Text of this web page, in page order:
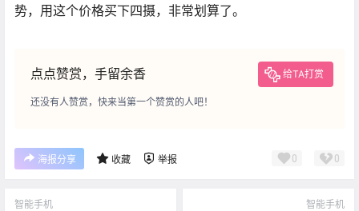
势，用这个价格买下四摄，非常划算了。
点点赞赏，手留余香 给TA打赏
还没有人赞赏，快来当第一个赞赏的人吧！
海报分享 收藏 举报 0 0
智能手机 智能手机